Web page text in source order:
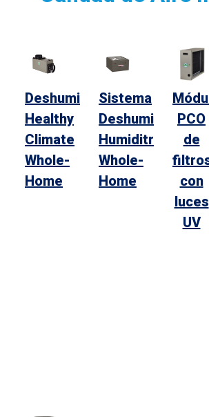
Deshumidificador
Healthy
Climate
Whole-
Home
Sistema
Deshumidificador
Humiditrol
Whole-
Home
PCO
de
con
luces
UV